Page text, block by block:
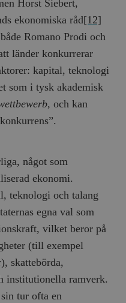
Horst Siebert,
ekonomiska råd[12]
Romano Prodi och
länder konkurrerar
kapital, teknologi
som i tysk akademisk
och kan
något som
ekonomi.
teknologi och talang
egna val som
vilket beror på
(till exempel
skattebörda,
institutionella ramverk.
tur ofta en